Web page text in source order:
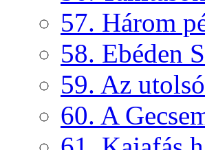
57. Három
58. Ebéden
59. Az
60. A